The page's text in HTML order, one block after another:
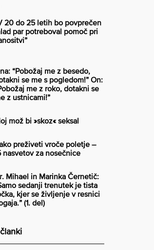
20 do 25 letih bo povprečen
par potreboval pomoč pri
“Pobožaj me z besedo,
se me s pogledom!” On:
me z roko, dotakni se
z ustnicami!”
mož bi »skoz« seksal
preživeti vroče poletje –
nasvetov za nosečnice
Mihael in Marinka Černetič:
sedanji trenutek je tista
kjer se življenje v resnici
(1. del)